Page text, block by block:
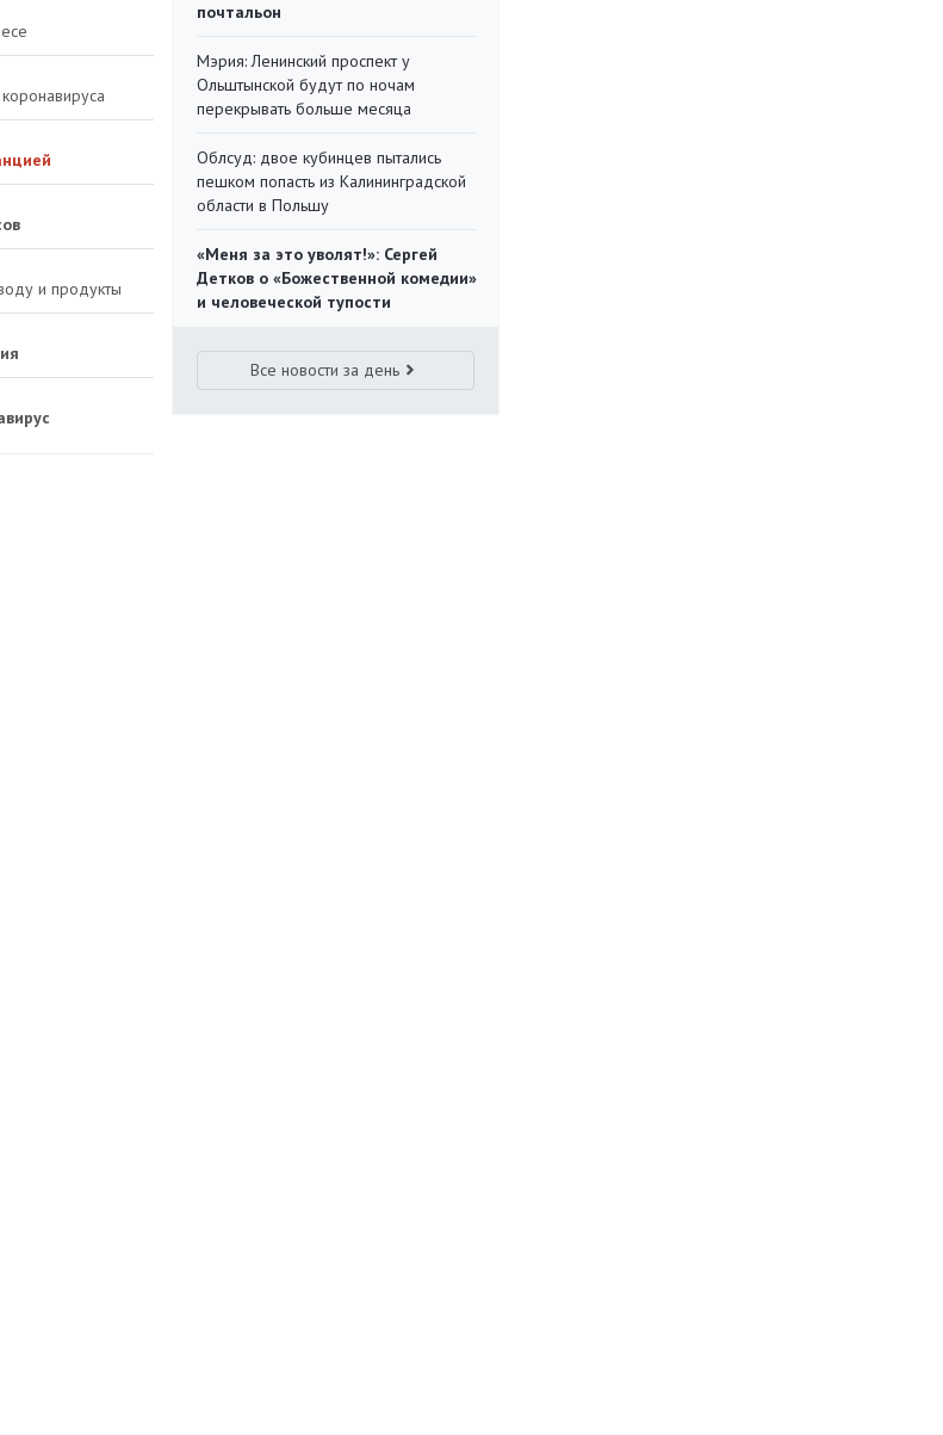
и продукты
почтальон
Мэрия: Ленинский проспект у
Ольштынской будут по ночам
перекрывать больше месяца
Облсуд: двое кубинцев пытались
пешком попасть из Калининградской
области в Польшу
«Меня за это уволят!»: Сергей
Детков о «Божественной комедии»
и человеческой тупости
Все новости за день